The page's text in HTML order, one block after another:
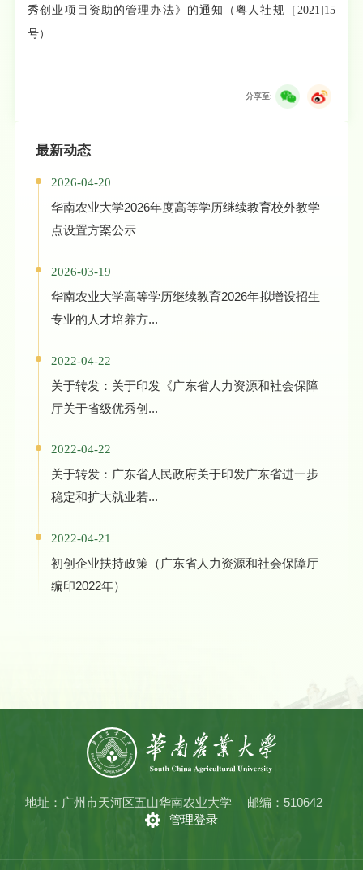
秀创业项目资助的管理办法》的通知（粤人社规［2021]15
号）
分享至:
最新动态
2026-04-20
华南农业大学2026年度高等学历继续教育校外教学
点设置方案公示
2026-03-19
华南农业大学高等学历继续教育2026年拟增设招生
专业的人才培养方...
2022-04-22
关于转发：关于印发《广东省人力资源和社会保障
厅关于省级优秀创...
2022-04-22
关于转发：广东省人民政府关于印发广东省进一步
稳定和扩大就业若...
2022-04-21
初创企业扶持政策（广东省人力资源和社会保障厅
编印2022年）
地址：广州市天河区五山华南农业大学
邮编：510642
管理登录